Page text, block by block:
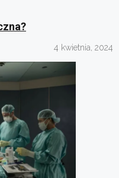
4 kwietnia, 2024